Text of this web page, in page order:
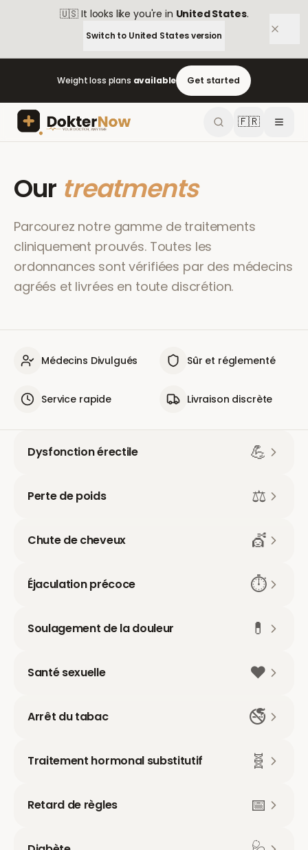
🇺🇸 It looks like you're in United States.
Switch to United Statesversion
Weight loss plans available Get started
🇫🇷
Our treatments
Parcourez notre gamme de traitements
cliniquement prouvés. Toutes les
ordonnances sont vérifiées par des médecins
agréés et livrées en toute discrétion.
Médecins Divulgués Sûr et réglementé
Service rapide Livraison discrète
Dysfonction érectile 💪
Perte de poids ⚖️
Chute de cheveux 💇
Éjaculation précoce ⏱️
Soulagement de la douleur 💊
Santé sexuelle ❤️
Arrêt du tabac 🚭
Traitement hormonal substitutif 🧬
Retard de règles 📅